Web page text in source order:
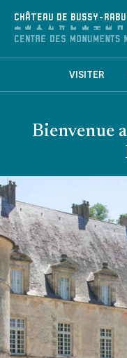
CHÂTEAU DE BUSSY-
VISITER
Bienvenue